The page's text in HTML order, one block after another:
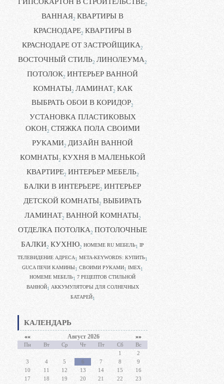
2
ВАННАЯ2 КВАРТИРЫ В
КРАСНОДАРЕ2 КВАРТИРЫ В
КРАСНОДАРЕ ОТ ЗАСТРОЙЩИКА2
ВОСТОЧНЫЙ СТИЛЬ2 ЛИНОЛЕУМА2
ПОТОЛОК2 ИНТЕРЬЕР ВАННОЙ
КОМНАТЫ2 ЛАМИНАТ2 КАК
ВЫБРАТЬ ОБОИ В КОРИДОР2
УСТАНОВКА ПЛАСТИКОВЫХ
ОКОН2 СТЯЖКА ПОЛА СВОИМИ
РУКАМИ2 ДИЗАЙН ВАННОЙ
КОМНАТЫ2 КУХНЯ В МАЛЕНЬКОЙ
КВАРТИРЕ2 ИНТЕРЬЕР МЕБЕЛЬ2
БАЛКИ В ИНТЕРЬЕРЕ2 ИНТЕРЬЕР
ДЕТСКОЙ КОМНАТЫ2 ВЫБИРАТЬ
ЛАМИНАТ2 ВАННОЙ КОМНАТЫ2
ОТДЕЛКА ПОТОЛКА2 ПОТОЛОЧНЫЕ
БАЛКИ2 КУХНЮ2 HOMEME RU МЕБЕЛЬ1 IP
ТЕЛЕВИДЕНИЕ АДРЕСА 1 META-KEYWORDS: КУПИТЬ1
GUCA ПЕЧИ КАМИНЫ1 CВОИМИ РУКАМИ1 IMEX1
HOMEME МЕБЕЛЬ1 7 РЕЦЕПТОВ СТИЛЬНОЙ
ВАННОЙ1 АККУМУЛЯТОРЫ ДЛЯ СОЛНЕЧНЫХ
БАТАРЕЙ1
КАЛЕНДАРЬ
«« Август 2026 »»
Пн Вт Ср Чт Пт Сб
Вс
1
2
3
4 5 6 7 8
9
10
11 12 13 14 15
16
17
18 19 20 21 22
23